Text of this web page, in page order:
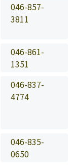
046-857-
3811
046-861-
1351
046-837-
4774
046-835-
0650